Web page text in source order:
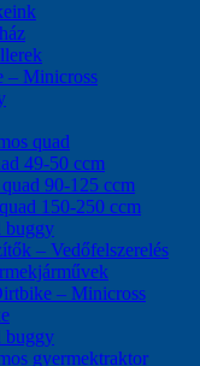
– Minicross
quad
49-50 ccm
90-125 ccm
150-250 ccm
buggy
– Vedőfelszerelés
– Minicross
buggy
gyermektraktor